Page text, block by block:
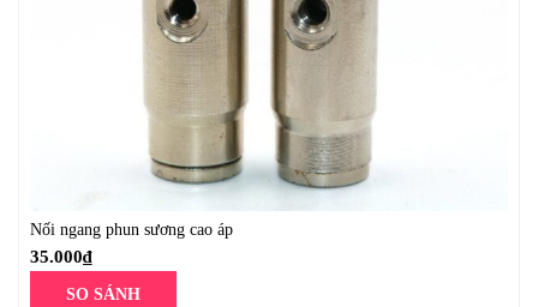
Nối ngang phun sương cao áp
35.000₫
SO SÁNH